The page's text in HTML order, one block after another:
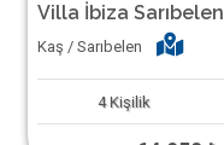
Villa İbiza Sarıbelen
Kaş / Sarıbelen
4 Kişilik